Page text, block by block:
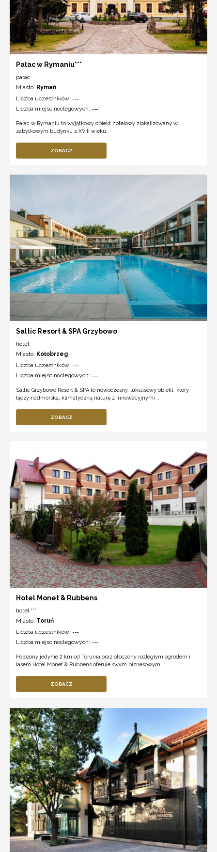
Pałac w Rymaniu***
pałac
Miasto: Rymań
Liczba uczestników: ---
Liczba miejsc noclegowych: ---
Pałac w Rymaniu to wyjątkowy obiekt hotelowy zlokalizowany w
zabytkowym budynku z XVIII wieku.
ZOBACZ
Saltic Resort & SPA Grzybowo
hotel
Miasto: Kołobrzeg
Liczba uczestników: ---
Liczba miejsc noclegowych: ---
Saltic Grzybowo Resort & SPA to nowoczesny, luksusowy obiekt, który
łączy nadmorską, klimatyczną naturę z innowacyjnymi ...
ZOBACZ
Hotel Monet & Rubbens
hotel ***
Miasto: Toruń
Liczba uczestników: ---
Liczba miejsc noclegowych: ---
Położony jedynie 2 km od Torunia oraz otoczony rozległym ogrodem i
lasem Hotel Monet & Rubbens oferuje swym biznesowym ...
ZOBACZ